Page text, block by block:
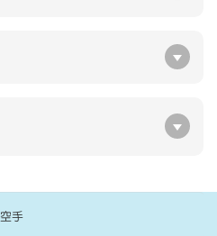
空手